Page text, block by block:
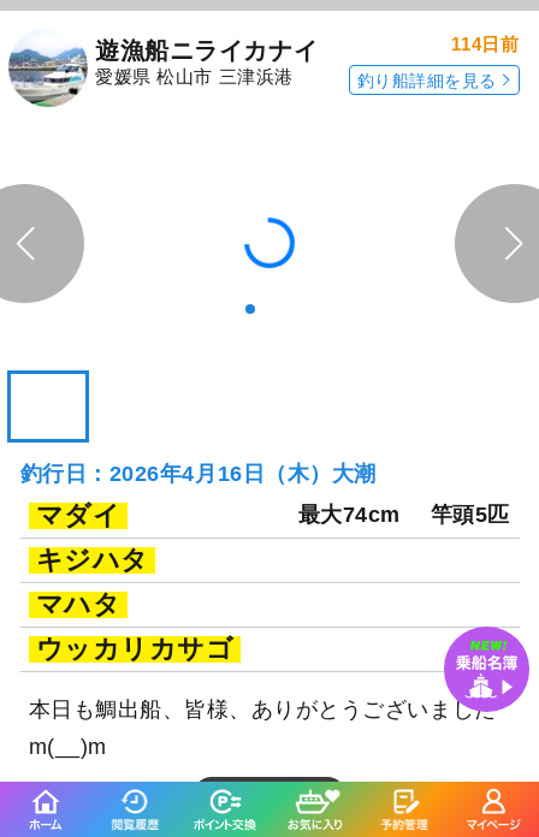
遊漁船ニライカナイ
愛媛県 松山市 三津浜港
114日前
釣り船詳細を見る
釣行日：2026年4月16日（木）大潮
マダイ 最大74cm 竿頭5匹
キジハタ
マハタ
ウッカリカサゴ
本日も鯛出船、皆様、ありがとうございました
m(__)m
続きを表示